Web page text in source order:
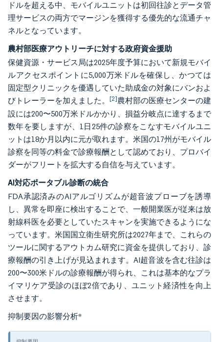
ドルを超える中、モバイルユニットは初回往診とデータ管
理サービスの両方でマージンを獲得する優先的な流通チャ
ネルとなっています。
農村部医療アウトリーチに対する政府資金援助
保健資源・サービス局は2025年度予算において新規モバイ
ルアクセスポイントに5,000万米ドルを確保し、かつては
固定型クリニックを優遇していた助成金の対象にバンおよ
びトレーラーを加えました。 [2]農村部の医療センターの建
設には200〜500万米ドルかかり、損益分岐点に達するまで
数年を要しますが、1日25件の診察をこなすモバイルユニ
ットは18か月以内に元が取れます。米国の17州がモバイル
診察を同等の料金で診療報酬として認めており、プロバイ
ダーがフリートを拡大する自信を与えています。
AI対応ポータブル診断の統合
FDA承認済みのAIアルゴリズムが超音波プローブを誘導
し、異常を即座に検出することで、一般開業医が従来は放
射線科医を必要としていたスキャンを実施できるようにな
っています。米国国立衛生研究所は2027年まで、これらの
ツールに関するアウトカム研究に資金を提供しており、診
療報酬の引き上げが見込まれます。AI超音波を含む往診は
200〜300米ドルの診療報酬が得られ、これは基本的なプラ
イマリケア受診のほぼ2倍であり、ユニット経済性を向上
させます。
抑制要因の影響分析*